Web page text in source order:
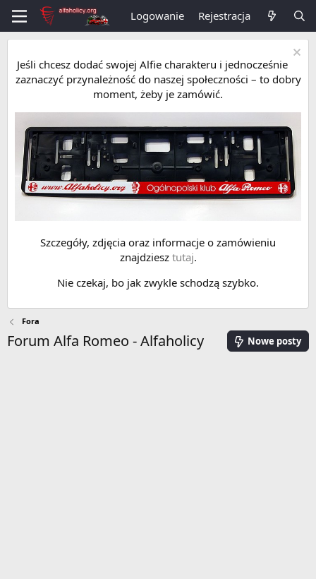
Logowanie Rejestracja
Jeśli chcesz dodać swojej Alfie charakteru i jednocześnie
zaznaczyć przynależność do naszej społeczności – to dobry
moment, żeby je zamówić.
Szczegóły, zdjęcia oraz informacje o zamówieniu
znajdziesz tutaj.
Nie czekaj, bo jak zwykle schodzą szybko.
Fora
Forum Alfa Romeo - Alfaholicy Nowe posty